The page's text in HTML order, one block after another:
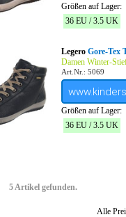
Größen auf Lager:
36 EU / 3.5 UK
Legero Gore-Tex
Damen Winter-
Art.Nr.: 5069
Größen auf Lager:
36 EU / 3.5 UK
5 Artikel gefunden.
Alle